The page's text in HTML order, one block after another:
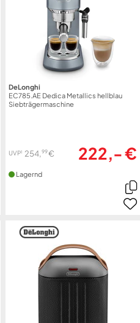
DeLonghi
EC785.AE Dedica Metallics hellblau
Siebträgermaschine
UVP1 254,99€ 222,- €
Lagernd